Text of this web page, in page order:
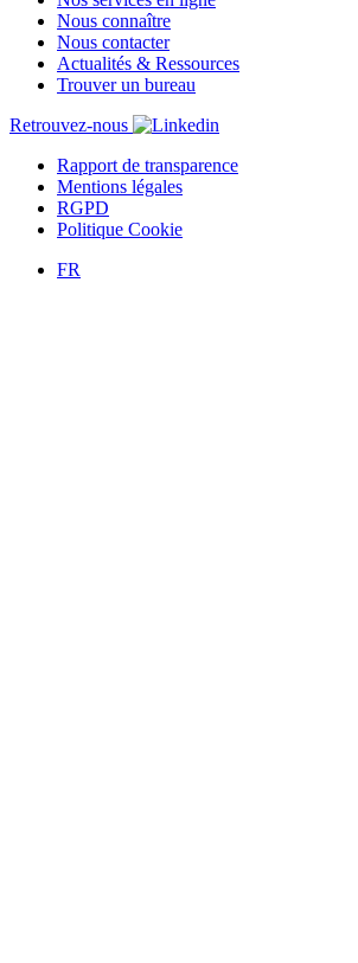
Nous connaître
Nous contacter
Actualités & Ressources
Trouver un bureau
Retrouvez-nous
Rapport de transparence
Mentions légales
RGPD
Politique Cookie
FR